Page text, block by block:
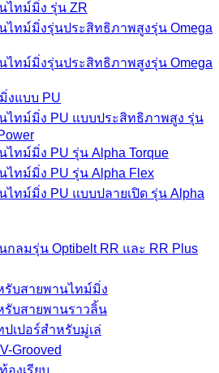
ไทม์มิ่ง รุ่น ZR
ไทม์มิ่งรุ่นประสิทธิภาพสูงรุ่น Omega
ไทม์มิ่งรุ่นประสิทธิภาพสูงรุ่น Omega
งแบบ PU
ไทม์มิ่ง PU แบบประสิทธิภาพสูง รุ่น
ไทม์มิ่ง PU รุ่น Alpha Torque
ไทม์มิ่ง PU รุ่น Alpha Flex
ไทม์มิ่ง PU แบบปลายเปิด รุ่น Alpha
กลมรุ่น Optibelt RR และ RR Plus
รับสายพานไทม์มิ่ง
รับสายพานราวลิ้น
ปเปอร์สำหรับมู่เล่
Grooved
องเรียบ